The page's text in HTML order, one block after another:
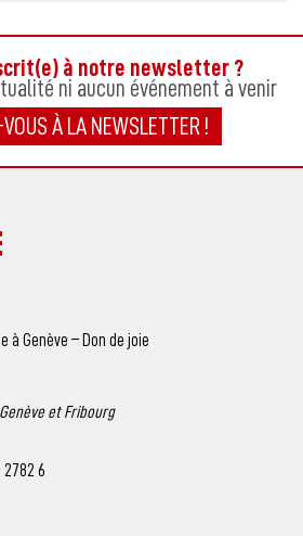
à notre newsletter ?
ni aucun événement à venir
VOUS À LA NEWSLETTER !
à Genève – Don de joie
et Fribourg
2782 6